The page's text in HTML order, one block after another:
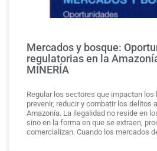
Mercados y bosque:
regulatorias en la
MINERÍA
Regular los sectores que impactan los
prevenir, reducir y combatir los delitos
Amazonía. La ilegalidad no reside en
sino en la forma en que se extraen,
comercializan. Cuando los mercados